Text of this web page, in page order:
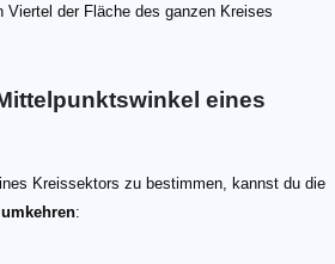
der Fläche des ganzen Kreises
eines
Kreissektors zu bestimmen, kannst du die
umkehren: